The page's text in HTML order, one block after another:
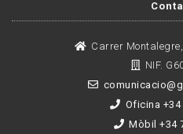
Carrer
NIF.
Oficina +34
Mòbil +34